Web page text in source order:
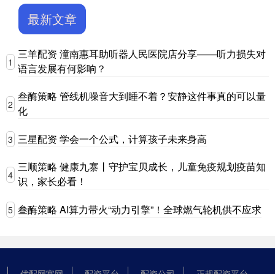
最新文章
1
三羊配资 潼南惠耳助听器人民医院店分享——听力损失对
语言发展有何影响？
2
叁酶策略 管线机噪音大到睡不着？安静这件事真的可以量
化
3 三星配资 学会一个公式，计算孩子未来身高
4
三顺策略 健康九寨丨守护宝贝成长，儿童免疫规划疫苗知
识，家长必看！
5 叁酶策略 AI算力带火“动力引擎”！全球燃气轮机供不应求